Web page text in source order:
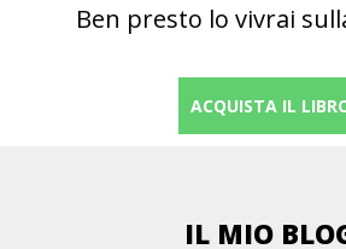
Ben presto lo vivrai
ACQUISTA IL
IL MIO